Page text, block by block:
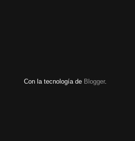
Con la tecnología de Blogger.